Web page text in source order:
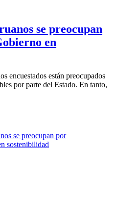
se preocupan
en
encuestados están preocupados
por parte del Estado. En tanto,